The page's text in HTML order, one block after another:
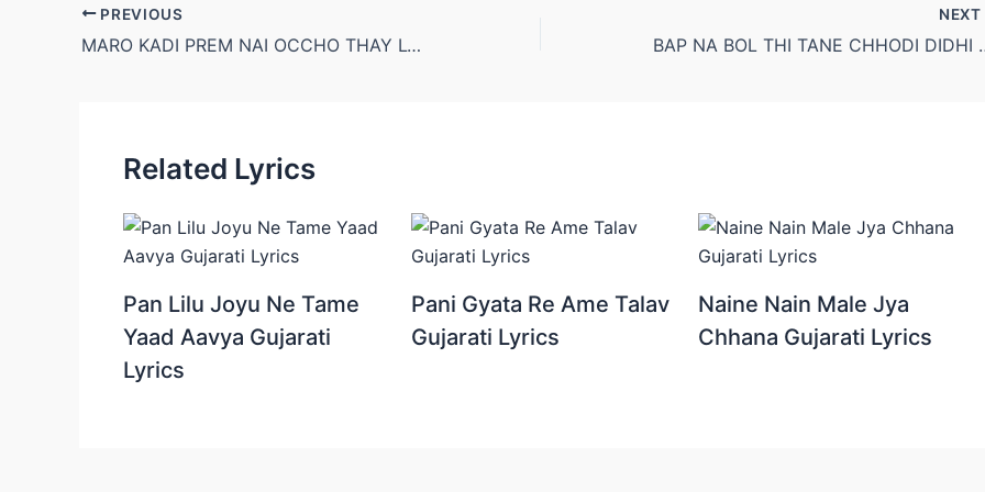
Post
navigation
PREVIOUS
MARO KADI PREM NAI OCCHO THAY LYRICS | JIGNESH BAROT (JIGNESH KAVIRAJ BAROT)
NEXT
BAP NA BOL THI
Related Lyrics
Pan Lilu Joyu Ne Tame
Yaad Aavya Gujarati
Lyrics
Pani Gyata Re Ame Talav
Gujarati Lyrics
Naine Nain Male Jya
Chhana Gujarati Lyrics